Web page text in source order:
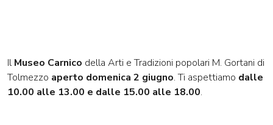
IlMuseo Carnico della Arti e Tradizioni popolari M. Gortani di
Tolmezzo aperto domenica 2 giugno. Ti aspettiamo dalle
10.00 alle 13.00 e dalle 15.00 alle 18.00.